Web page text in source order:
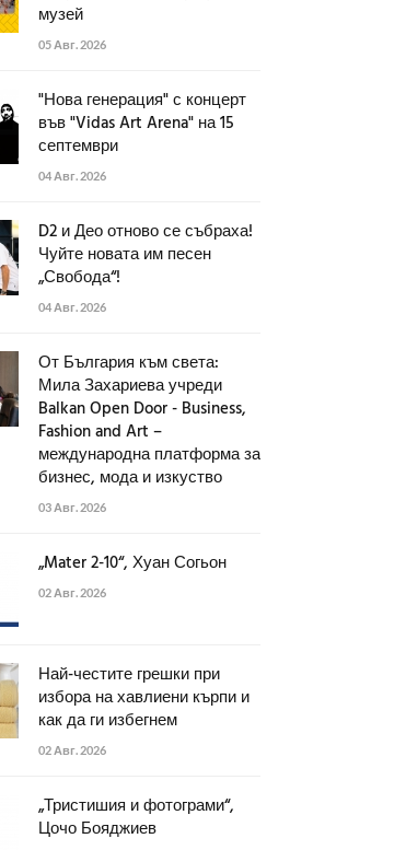
музей
05 Авг. 2026
"Нова генерация" с концерт
във "Vidas Art Arena" на 15
септември
04 Авг. 2026
D2 и Део отново се събраха!
Чуйте новата им песен
„Свобода“!
04 Авг. 2026
От България към света:
Мила Захариева учреди
Balkan Open Door - Business,
Fashion and Art –
международна платформа за
бизнес, мода и изкуство
03 Авг. 2026
„Mater 2-10“, Хуан Согьон
02 Авг. 2026
Най-честите грешки при
избора на хавлиени кърпи и
как да ги избегнем
02 Авг. 2026
„Тристишия и фотограми“,
Цочо Бояджиев